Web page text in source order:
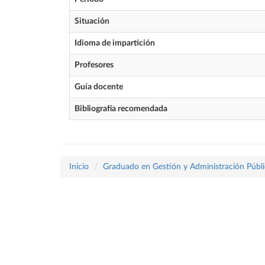
Situación
Idioma de impartición
Profesores
Guía docente
Bibliografía recomendada
Inicio Graduado en Gestión y Administración